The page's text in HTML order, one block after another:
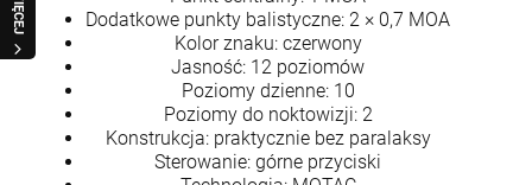
WIĘCEJ
Dodatkowe punkty balistyczne: 2 × 0,7 MOA
Kolor znaku: czerwony
Jasność: 12 poziomów
Poziomy dzienne: 10
Poziomy do noktowizji: 2
Konstrukcja: praktycznie bez paralaksy
Sterowanie: górne przyciski